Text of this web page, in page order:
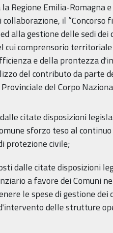
Regione Emilia-
il
alla gestione delle sedi
cui comprensorio
e della prontezza
del contributo da parte
del Corpo
citate disposizioni
sforzo teso al
protezione civile;
dalle citate disposizioni
a favore dei Comuni
le spese di gestione
delle strutture